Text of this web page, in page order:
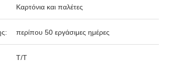
Καρτόνια και παλέτες
περίπου 50 εργάσιμες ημέρες
Τ/Τ